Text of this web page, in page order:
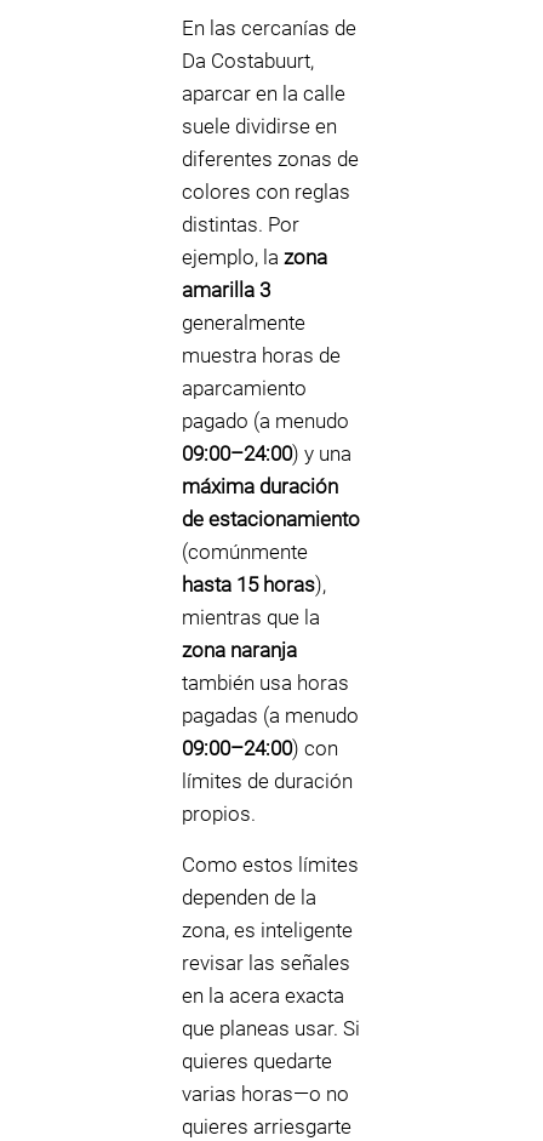
En las cercanías de
Da Costabuurt,
aparcar en la calle
suele dividirse en
diferentes zonas de
colores con reglas
distintas. Por
ejemplo, la zona
amarilla 3
generalmente
muestra horas de
aparcamiento
pagado (a menudo
09:00–24:00) y una
máxima duración
de estacionamiento
(comúnmente
hasta 15 horas),
mientras que la
zona naranja
también usa horas
pagadas (a menudo
09:00–24:00) con
límites de duración
propios.
Como estos límites
dependen de la
zona, es inteligente
revisar las señales
en la acera exacta
que planeas usar. Si
quieres quedarte
varias horas—o no
quieres arriesgarte